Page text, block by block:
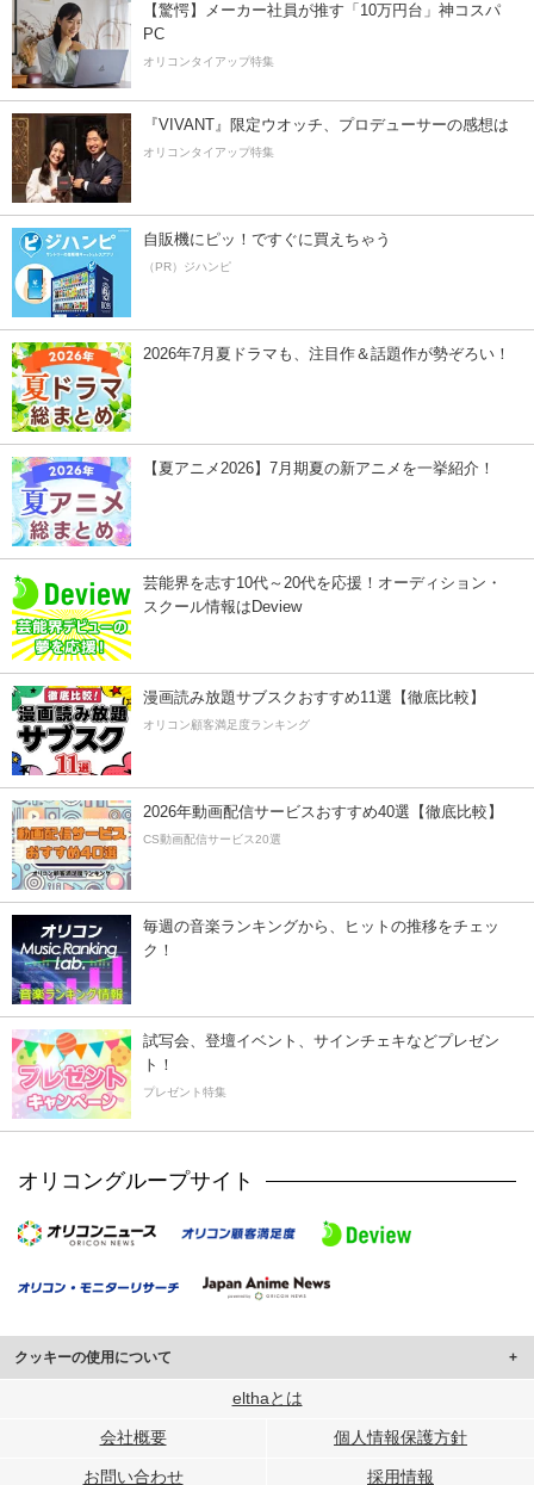
【驚愕】メーカー社員が推す「10万円台」神コスパ
PC
オリコンタイアップ特集
『VIVANT』限定ウオッチ、プロデューサーの感想は
オリコンタイアップ特集
自販機にピッ！ですぐに買えちゃう
（PR）ジハンピ
2026年7月夏ドラマも、注目作＆話題作が勢ぞろい！
【夏アニメ2026】7月期夏の新アニメを一挙紹介！
芸能界を志す10代～20代を応援！オーディション・
スクール情報はDeview
漫画読み放題サブスクおすすめ11選【徹底比較】
オリコン顧客満足度ランキング
2026年動画配信サービスおすすめ40選【徹底比較】
CS動画配信サービス20選
毎週の音楽ランキングから、ヒットの推移をチェッ
ク！
試写会、登壇イベント、サインチェキなどプレゼン
ト！
プレゼント特集
オリコングループサイト
クッキーの使用について
このサイトでは Cookie を使用して、ユーザーに合わせたコンテンツや広告の
行っています。
メディアや広告配信、データ解析の各パートナーに提供しています。
elthaとは
会社概要 個人情報保護方針
お問い合わせ 採用情報